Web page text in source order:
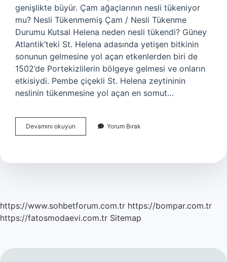
genişlikte büyür. Çam ağaçlarının nesli tükeniyor
mu? Nesli Tükenmemiş Çam / Nesli Tükenme
Durumu Kutsal Helena neden nesli tükendi? Güney
Atlantik’teki St. Helena adasında yetişen bitkinin
sonunun gelmesine yol açan etkenlerden biri de
1502’de Portekizlilerin bölgeye gelmesi ve onların
etkisiydi. Pembe çiçekli St. Helena zeytininin
neslinin tükenmesine yol açan en somut…
Devamını okuyun
Ağacının
Mu
Yorum Bırak
https://www.sohbetforum.com.tr https://bompar.com.tr
https://fatosmodaevi.com.tr Sitemap